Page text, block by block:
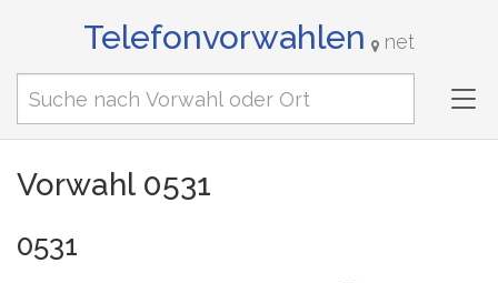
Telefonvorwahlen net
Vorwahl 0531
0531